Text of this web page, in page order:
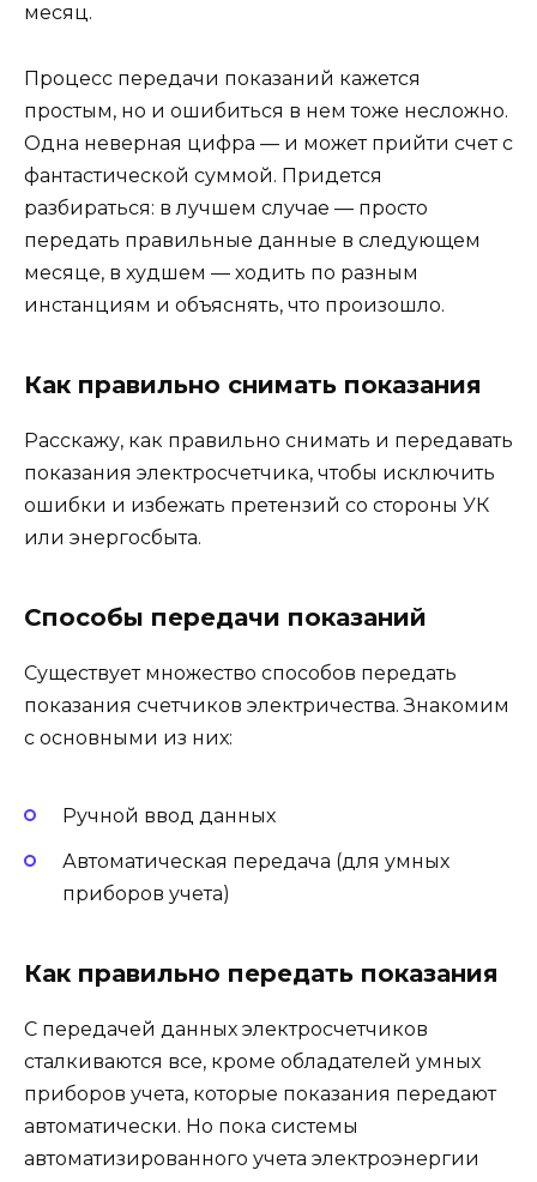
месяц.
Процесс передачи показаний кажется
простым, но и ошибиться в нем тоже несложно.
Одна неверная цифра — и может прийти счет с
фантастической суммой. Придется
разбираться: в лучшем случае — просто
передать правильные данные в следующем
месяце, в худшем — ходить по разным
инстанциям и объяснять, что произошло.
Как правильно снимать показания
Расскажу, как правильно снимать и передавать
показания электросчетчика, чтобы исключить
ошибки и избежать претензий со стороны УК
или энергосбыта.
Способы передачи показаний
Существует множество способов передать
показания счетчиков электричества. Знакомим
с основными из них:
Ручной ввод данных
Автоматическая передача (для умных
приборов учета)
Как правильно передать показания
С передачей данных электросчетчиков
сталкиваются все, кроме обладателей умных
приборов учета, которые показания передают
автоматически. Но пока системы
автоматизированного учета электроэнергии